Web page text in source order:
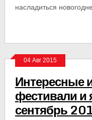
насладиться
04 Авг 2015
Интересные
фестивали и
сентябрь